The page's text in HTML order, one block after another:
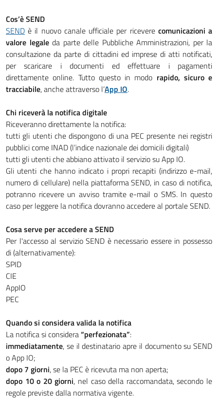
Cos’è SEND
SEND è il nuovo canale ufficiale per riceverecomunicazioni a
valore legaleda parte delle Pubbliche Amministrazioni, per la
consultazione da parte di cittadini ed imprese di atti notificati,
per scaricare i documenti ed effettuare i pagamenti
direttamente online. Tutto questo in modo rapido, sicuro e
tracciabile, anche attraverso l’App IO.
Chi riceverà la notifica digitale
Riceveranno direttamente la notifica:
tutti gli utenti che dispongono di una PEC presente nei registri
pubblici come INAD (l’indice nazionale dei domicili digitali)
tutti gli utenti che abbiano attivato il servizio su App IO.
Gli utenti che hanno indicato i propri recapiti (indirizzo e-mail,
numero di cellulare) nella piattaforma SEND, in caso di notifica,
potranno ricevere un avviso tramite e-mail o SMS. In questo
caso per leggere la notifica dovranno accedere al portale SEND.
Cosa serve per accedere a SEND
Per l'accesso al servizio SEND è necessario essere in possesso
di (alternativamente):
SPID
CIE
AppIO
PEC
Quando si considera valida la notifica
La notifica si considera“perfezionata”:
immediatamente, se il destinatario apre il documento su SEND
o App IO;
dopo 7 giorni, se la PEC è ricevuta ma non aperta;
dopo 10 o 20 giorni, nel caso della raccomandata, secondo le
regole previste dalla normativa vigente.